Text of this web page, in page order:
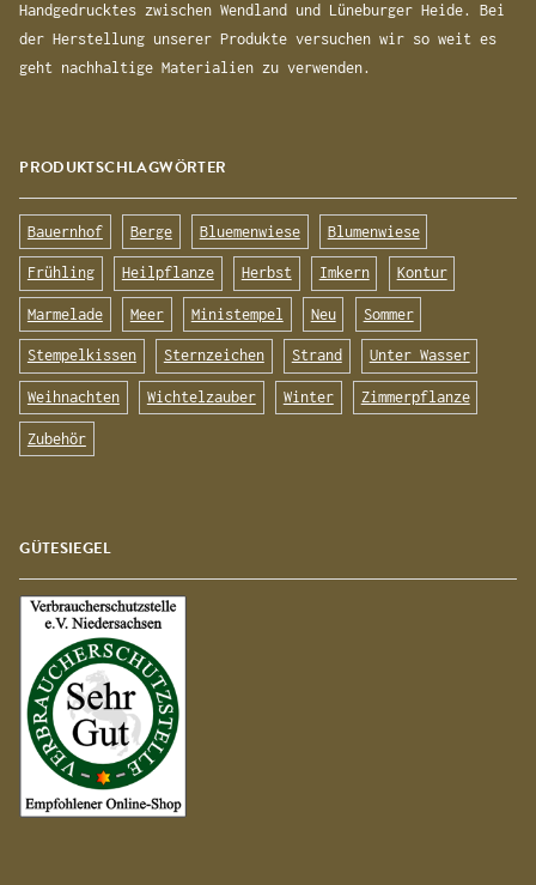
Handgedrucktes zwischen Wendland und Lüneburger Heide. Bei
der Herstellung unserer Produkte versuchen wir so weit es
geht nachhaltige Materialien zu verwenden.
PRODUKTSCHLAGWÖRTER
Bauernhof Berge Bluemenwiese Blumenwiese
Frühling Heilpflanze Herbst Imkern Kontur
Marmelade Meer Ministempel Neu Sommer
Stempelkissen Sternzeichen Strand Unter Wasser
Weihnachten Wichtelzauber Winter Zimmerpflanze
Zubehör
GÜTESIEGEL